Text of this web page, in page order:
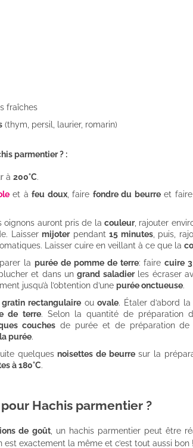
fraîches
(thym, persil, laurier, romarin)
parmentier ? :
à 200°C.
et àfeu doux, faire fondre du beurreet
oignons auront pris de la couleur, rajouter
Laissermijoterpendant15 minutes, puis,
Laisser cuire en veillant à ce que la
la purée de pomme de terre: fairecuire
et dans ungrand saladierles écraser
jusqu’à l’obtention d’une purée onctueuse.
rectangulaireouovale. Étaler d’abord la
de terre. Selon la quantité de préparation
couchesde purée et de préparation de
purée.
quelquesnoisettes de beurresur la
à 180°C.
Hachis parmentier ?
de goût, un hachis parmentier peut être
est exactement la même et c’est tout aussi bon !